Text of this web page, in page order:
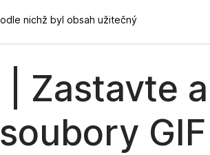
nichž byl obsah užitečný
| Zastavte
GIF